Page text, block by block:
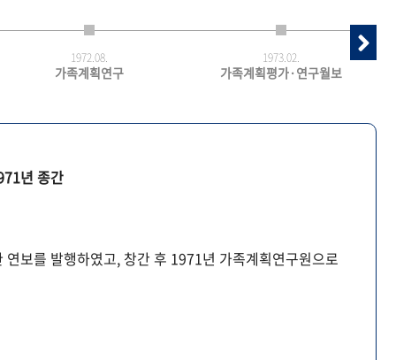
1972.08.
가족계획연구
1973.02.
가족계획평가·연구월보
년 종간
보를 발행하였고, 창간 후 1971년 가족계획연구원으로